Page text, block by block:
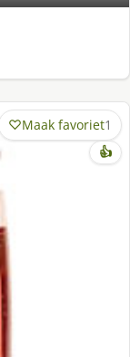
Maak favoriet1
👍